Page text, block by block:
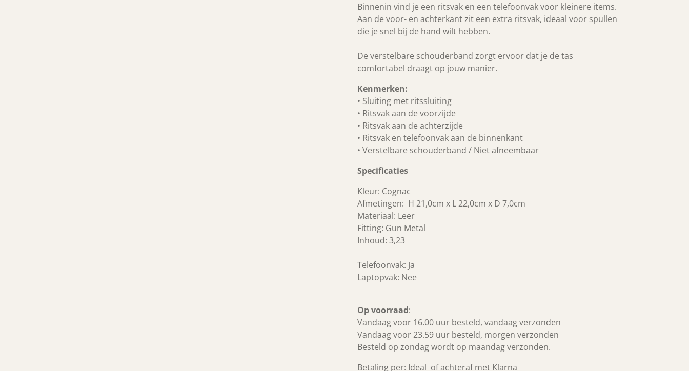
Binnenin vind je een ritsvak en een telefoonvak voor kleinere items.
Aan de voor- en achterkant zit een extra ritsvak, ideaal voor spullen
die je snel bij de hand wilt hebben.
De verstelbare schouderband zorgt ervoor dat je de tas
comfortabel draagt op jouw manier.
Kenmerken:
• Sluiting met ritssluiting
• Ritsvak aan de voorzijde
• Ritsvak aan de achterzijde
• Ritsvak en telefoonvak aan de binnenkant
• Verstelbare schouderband / Niet afneembaar
Specificaties
Kleur: Cognac
Afmetingen: H 21,0cm x L 22,0cm x D 7,0cm
Materiaal: Leer
Fitting: Gun Metal
Inhoud: 3,23
Telefoonvak: Ja
Laptopvak: Nee
Op voorraad:
Vandaag voor 16.00 uur besteld, vandaag verzonden
Vandaag voor 23.59 uur besteld, morgen verzonden
Besteld op zondag wordt op maandag verzonden.
Betaling per: Ideal of achteraf met Klarna